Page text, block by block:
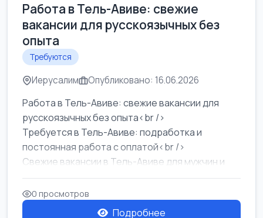
Работа в Тель-Авиве: свежие
вакансии для русскоязычных без
опыта
Требуются
Иерусалим Опубликовано: 16.06.2026
Работа в Тель-Авиве: свежие вакансии для
русскоязычных без опыта<br />
Требуется в Тель-Авиве: подработка и
постоянная работа с оплатой<br />
Свежие вакансии в Тель-Авиве для мужчин и
женщин от хозя...
0 просмотров
Подробнее